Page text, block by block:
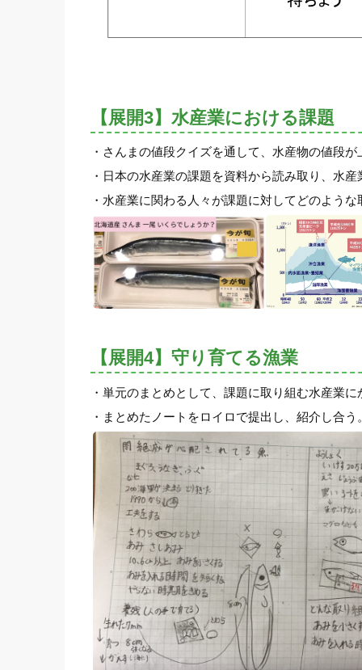
【展開3】水産業における課題
・さんまの値段クイズを通して、水産物の値段
・日本の水産業の課題を資料から読み取り、水
・水産業に関わる人々が課題に対してどのよう
【展開4】守り育てる漁業
・単元のまとめとして、課題に取り組む水産業
・まとめたノートをロイロで提出し、紹介し合う